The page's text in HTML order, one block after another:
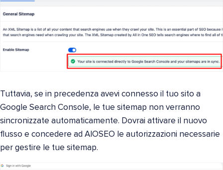
Tuttavia, se in precedenza avevi connesso il tuo sito a
Google Search Console, le tue sitemap non verranno
sincronizzate automaticamente. Dovrai attivare il nuovo
flusso e concedere ad AIOSEO le autorizzazioni necessarie
per gestire le tue sitemap.